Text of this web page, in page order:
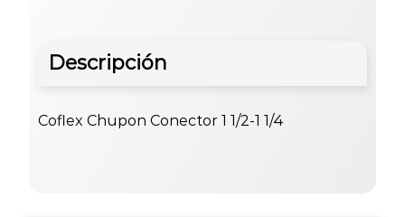
Descripción
Coflex Chupon Conector 1 1/2-1 1/4